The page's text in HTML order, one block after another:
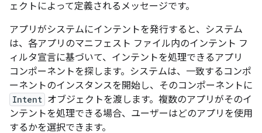
ェクトによって定義されるメッセージです。
アプリがシステムにインテントを発行すると、システム
は、各アプリのマニフェスト ファイル内のインテント フ
ィルタ宣言に基づいて、インテントを処理できるアプリ
コンポーネントを探します。システムは、一致するコンポ
ーネントのインスタンスを開始し、そのコンポーネントに
Intent オブジェクトを渡します。複数のアプリがそのイ
ンテントを処理できる場合、ユーザーはどのアプリを使用
するかを選択できます。